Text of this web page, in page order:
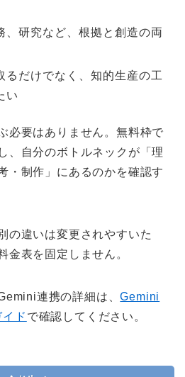
、研究など、根拠と創造の両
るだけでなく、知的生産の工
い
必要はありません。無料枠で
、自分のボトルネックが「理
・制作」にあるのかを確認す
の違いは変更されやすいた
金表を固定しません。
連携の詳細は、Gemini
ド で確認してください。